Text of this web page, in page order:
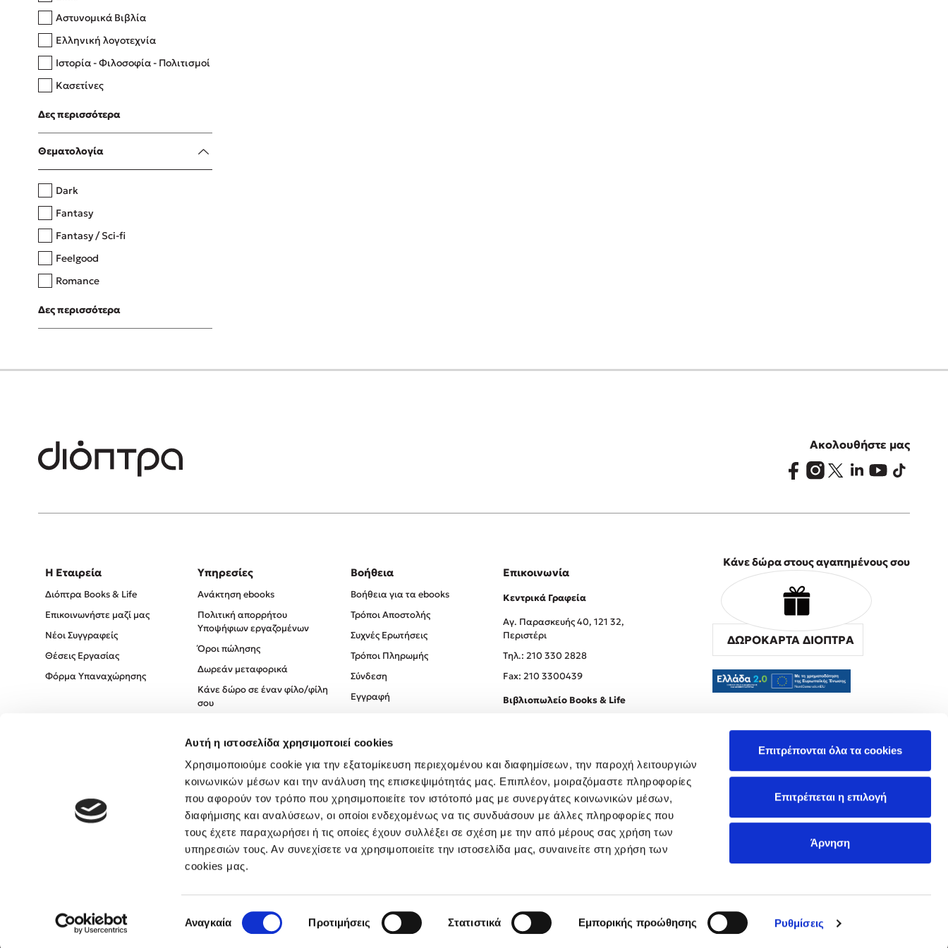
Αυτή η ιστοσελίδα χρησιμοποιεί cookies
Χρησιμοποιούμε cookie για την εξατομίκευση περιεχομένου και διαφημίσεων, την παροχή λειτουργιών
κοινωνικών μέσων και την ανάλυση της επισκεψιμότητάς μας. Επιπλέον, μοιραζόμαστε πληροφορίες
που αφορούν τον τρόπο που χρησιμοποιείτε τον ιστότοπό μας με συνεργάτες κοινωνικών μέσων,
διαφήμισης και αναλύσεων, οι οποίοι ενδεχομένως να τις συνδυάσουν με άλλες πληροφορίες που
τους έχετε παραχωρήσει ή τις οποίες έχουν συλλέξει σε σχέση με την από μέρους σας χρήση των
υπηρεσιών τους. Αν συνεχίσετε να χρησιμοποιείτε την ιστοσελίδα μας, συναινείτε στη χρήση των
cookies μας.
συγκατάθεσης
Αναγκαία Προτιμήσεις Στατιστικά Εμπορικής προώθησης Ρυθμίσεις
Επιτρέπονται όλα τα cookies
Επιτρέπεται η επιλογή
Άρνηση
Δανάη Δεληγεώργη
Πάνω, κάτω, μπροστά, πίσω
Η μέθοδος Αφήστε τους
Αστυνομικά Βιβλία
Ελληνική λογοτεχνία
Ιστορία - Φιλοσοφία - Πολιτισμοί
Κασετίνες
Λευκώματα - Έγχρωμοι οδηγοί
Μαγειρική
Δες περισσότερα
Θεματολογία
Dark
Fantasy
Fantasy / Sci-fi
Feelgood
Romance
Upmarket
Young Adult
Δες περισσότερα
Ακολουθήστε μας
Η Εταιρεία
Διόπτρα Books & Life
Επικοινωνήστε μαζί μας
Νέοι Συγγραφείς
Θέσεις Εργασίας
Φόρμα Υπαναχώρησης
Υπηρεσίες
Ανάκτηση ebooks
Πολιτική απορρήτου
Υποψήφιων εργαζομένων
Όροι πώλησης
Δωρεάν μεταφορικά
Κάνε δώρο σε έναν φίλο/φίλη
σου
Πολιτική Απορρήτου
Όροι χρήσης
Βοήθεια
Βοήθεια για τα ebooks
Τρόποι Αποστολής
Συχνές Ερωτήσεις
Τρόποι Πληρωμής
Σύνδεση
Εγγραφή
Επικοινωνία
Κεντρικά Γραφεία
Αγ. Παρασκευής 40, 121 32,
Περιστέρι
Tηλ.: 210 330 2828
Fax: 210 3300439
Βιβλιοπωλείο Books & Life
Κάνε δώρα στους αγαπημένους σου
ΔΩΡΟΚΑΡΤΑ ΔΙΟΠΤΡΑ
Created by Powered by